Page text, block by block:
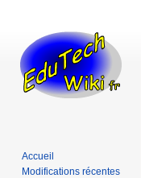
Accueil
Modifications récentes